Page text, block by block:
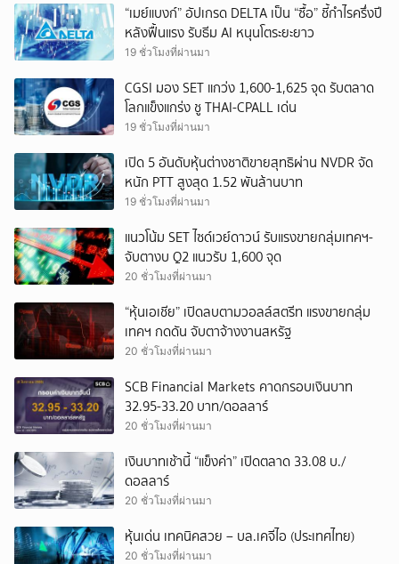
“เมย์แบงก์” อัปเกรด DELTA เป็น “ซื้อ” ชี้กำไรครึ่งปี
หลังฟื้นแรง รับธีม AI หนุนโตระยะยาว
19 ชั่วโมงที่ผ่านมา
CGSI มอง SET แกว่ง 1,600-1,625 จุด รับตลาด
โลกแข็งแกร่ง ชู THAI-CPALL เด่น
19 ชั่วโมงที่ผ่านมา
เปิด 5 อันดับหุ้นต่างชาติขายสุทธิผ่าน NVDR จัด
หนัก PTT สูงสุด 1.52 พันล้านบาท
19 ชั่วโมงที่ผ่านมา
แนวโน้ม SET ไซด์เวย์ดาวน์ รับแรงขายกลุ่มเทคฯ-
จับตางบ Q2 แนวรับ 1,600 จุด
20 ชั่วโมงที่ผ่านมา
“หุ้นเอเชีย” เปิดลบตามวอลล์สตรีท แรงขายกลุ่ม
เทคฯ กดดัน จับตาจ้างงานสหรัฐ
20 ชั่วโมงที่ผ่านมา
SCB Financial Markets คาดกรอบเงินบาท
32.95-33.20 บาท/ดอลลาร์
20 ชั่วโมงที่ผ่านมา
เงินบาทเช้านี้ “แข็งค่า” เปิดตลาด 33.08 บ./
ดอลลาร์
20 ชั่วโมงที่ผ่านมา
หุ้นเด่น เทคนิคสวย – บล.เคจีไอ (ประเทศไทย)
20 ชั่วโมงที่ผ่านมา
ยกเลิก